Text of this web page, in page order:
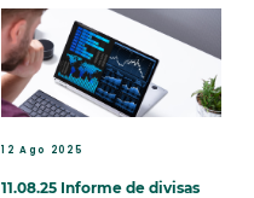
12 Ago 2025
11.08.25 Informe de divisas